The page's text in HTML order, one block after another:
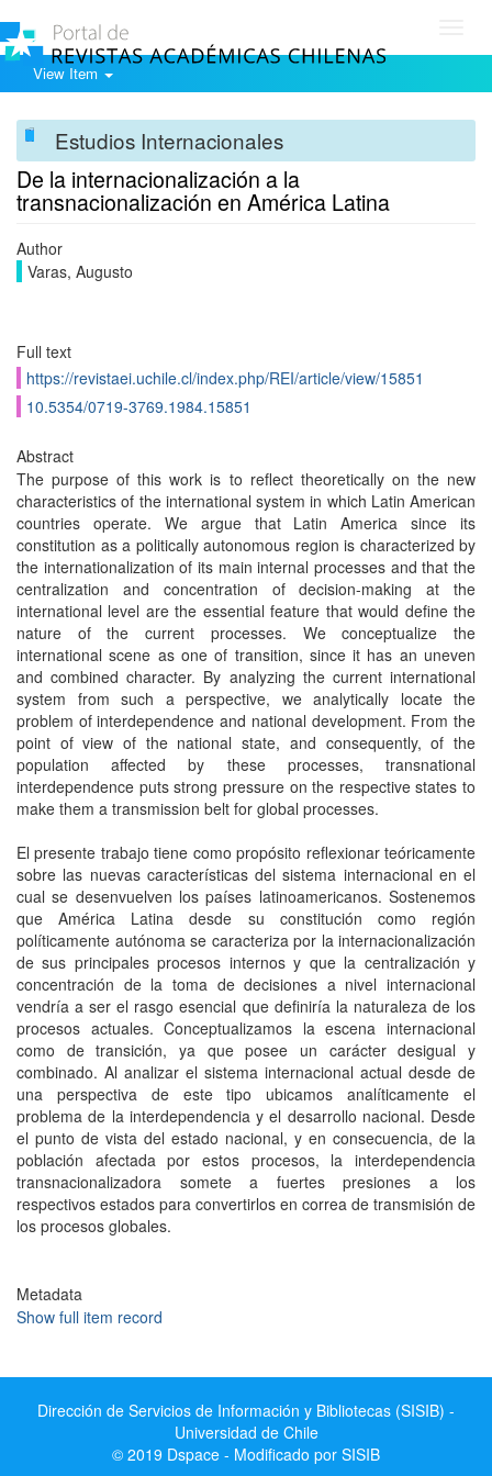
View Item
Estudios Internacionales
De la internacionalización a la
transnacionalización en América Latina
Author
Varas, Augusto
Full text
https://revistaei.uchile.cl/index.php/REI/article/view/15851
10.5354/0719-3769.1984.15851
Abstract
The purpose of this work is to reflect theoretically on the new
characteristics of the international system in which Latin American
countries operate. We argue that Latin America since its
constitution as a politically autonomous region is characterized by
the internationalization of its main internal processes and that the
centralization and concentration of decision-making at the
international level are the essential feature that would define the
nature of the current processes. We conceptualize the
international scene as one of transition, since it has an uneven
and combined character. By analyzing the current international
system from such a perspective, we analytically locate the
problem of interdependence and national development. From the
point of view of the national state, and consequently, of the
population affected by these processes, transnational
interdependence puts strong pressure on the respective states to
make them a transmission belt for global processes.
El presente trabajo tiene como propósito reflexionar teóricamente
sobre las nuevas características del sistema internacional en el
cual se desenvuelven los países latinoamericanos. Sostenemos
que América Latina desde su constitución como región
políticamente autónoma se caracteriza por la internacionalización
de sus principales procesos internos y que la centralización y
concentración de la toma de decisiones a nivel internacional
vendría a ser el rasgo esencial que definiría la naturaleza de los
procesos actuales. Conceptualizamos la escena internacional
como de transición, ya que posee un carácter desigual y
combinado. Al analizar el sistema internacional actual desde de
una perspectiva de este tipo ubicamos analíticamente el
problema de la interdependencia y el desarrollo nacional. Desde
el punto de vista del estado nacional, y en consecuencia, de la
población afectada por estos procesos, la interdependencia
transnacionalizadora somete a fuertes presiones a los
respectivos estados para convertirlos en correa de transmisión de
los procesos globales.
Metadata
Show full item record
Dirección de Servicios de Información y Bibliotecas (SISIB) -
Universidad de Chile
© 2019 Dspace - Modificado por SISIB